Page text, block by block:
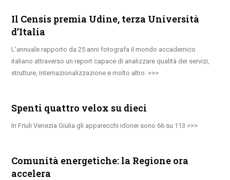
Il Censis premia Udine, terza Università
d’Italia
L’annuale rapporto da 25 anni fotografa il mondo accademico
italiano attraverso un report capace di analizzare qualità dei servizi,
strutture, internazionalizzazione e molto altro.
Spenti quattro velox su dieci
In Friuli Venezia Giulia gli apparecchi idonei sono 66 su 113
Comunità energetiche: la Regione ora
accelera